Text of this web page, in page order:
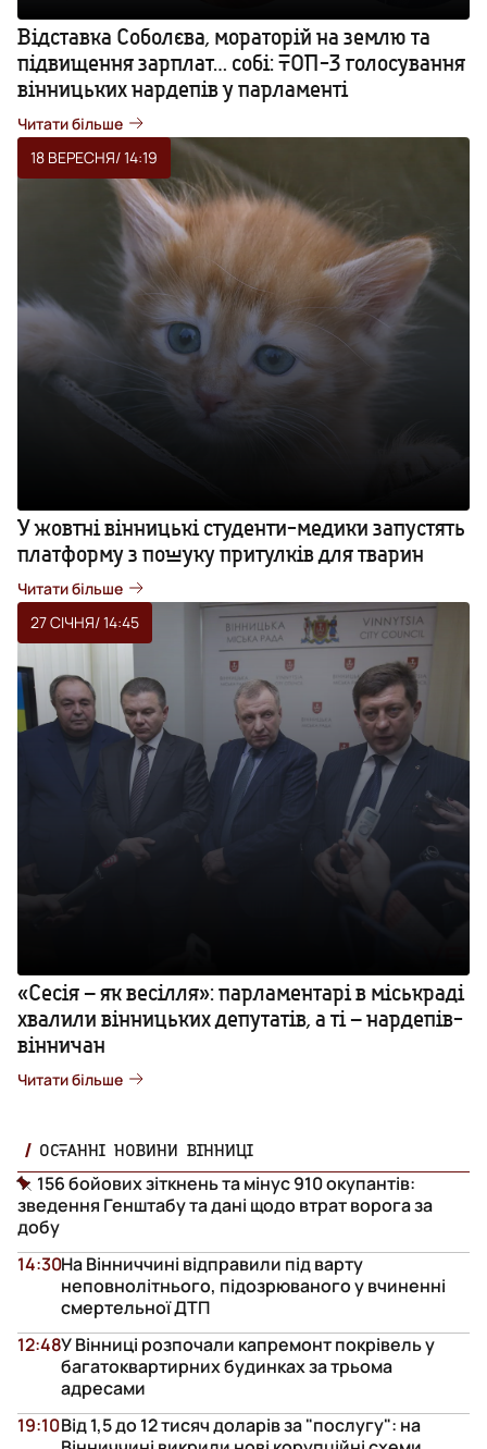
Відставка Соболєва, мораторій на землю та
підвищення зарплат… собі: ТОП-3 голосування
вінницьких нардепів у парламенті
Читати більше
18 ВЕРЕСНЯ/ 14:19
У жовтні вінницькі студенти-медики запустять
платформу з пошуку притулків для тварин
Читати більше
27 СІЧНЯ/ 14:45
«Сесія – як весілля»: парламентарі в міськраді
хвалили вінницьких депутатів, а ті – нардепів-
вінничан
Читати більше
ОСТАННІ НОВИНИ ВІННИЦІ
156 бойових зіткнень та мінус 910 окупантів:
зведення Генштабу та дані щодо втрат ворога за
добу
На Вінниччині відправили під варту
неповнолітнього, підозрюваного у вчиненні
смертельної ДТП
14:30
У Вінниці розпочали капремонт покрівель у
багатоквартирних будинках за трьома
адресами
12:48
Від 1,5 до 12 тисяч доларів за "послугу": на
19:10